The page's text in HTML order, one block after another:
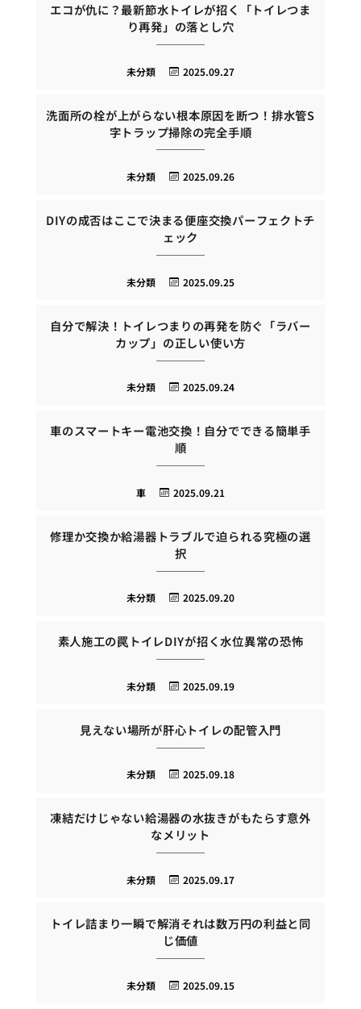
エコが仇に？最新節水トイレが招く「トイレつま
り再発」の落とし穴
2025.09.27
未分類
洗面所の栓が上がらない根本原因を断つ！排水管S
字トラップ掃除の完全手順
2025.09.26
未分類
DIYの成否はここで決まる便座交換パーフェクトチ
ェック
2025.09.25
未分類
自分で解決！トイレつまりの再発を防ぐ「ラバー
カップ」の正しい使い方
2025.09.24
未分類
車のスマートキー電池交換！自分でできる簡単手
順
2025.09.21
車
修理か交換か給湯器トラブルで迫られる究極の選
択
2025.09.20
未分類
素人施工の罠トイレDIYが招く水位異常の恐怖
2025.09.19
未分類
見えない場所が肝心トイレの配管入門
2025.09.18
未分類
凍結だけじゃない給湯器の水抜きがもたらす意外
なメリット
2025.09.17
未分類
トイレ詰まり一瞬で解消それは数万円の利益と同
じ価値
2025.09.15
未分類